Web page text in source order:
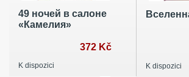
49 ночей в салоне
«Камелия»
372 Kč
K dispozici K dispozici